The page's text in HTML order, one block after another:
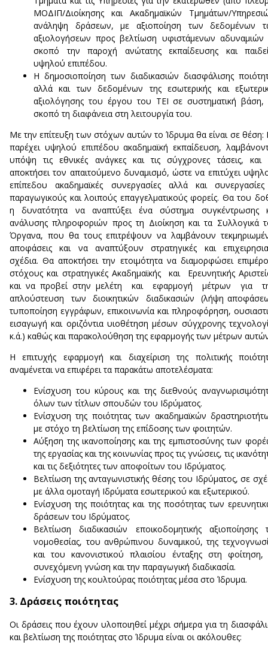
ΜΟΔΙΠ/Διοίκησης και Ακαδημαϊκών Τμημάτων/
ανάληψη δράσεων, με αξιοποίηση των δεδομένων
αξιολογήσεων προς βελτίωση υφιστάμενων αδυναμιών
σκοπό την παροχή ανώτατης εκπαίδευσης και
υψηλού επιπέδου.
Η δημοσιοποίηση των διαδικασιών διασφάλισης
αλλά και των δεδομένων της εσωτερικής και
αξιολόγησης του έργου του ΤΕΙ σε συστηματική βάση,
σκοπό τη διαφάνεια στη λειτουργία του.
Με την επίτευξη των στόχων αυτών το Ίδρυμα θα είναι σε θέση:
παρέχει υψηλού επιπέδου ακαδημαϊκή εκπαίδευση,
υπόψη τις εθνικές ανάγκες και τις σύγχρονες τάσεις, και
αποκτήσει τον απαιτούμενο δυναμισμό, ώστε να επιτύχει
επίπεδου ακαδημαϊκές συνεργασίες αλλά και συνεργασίες
παραγωγικούς και λοιπούς επαγγελματικούς φορείς. Θα του
η δυνατότητα να αναπτύξει ένα σύστημα συγκέντρωσης
ανάλυσης πληροφοριών προς τη Διοίκηση και τα Συλλογικά
Όργανα, που θα τους επιτρέψουν να λαμβάνουν
αποφάσεις και να αναπτύξουν στρατηγικές και
σχέδια. Θα αποκτήσει την ετοιμότητα να διαμορφώσει
στόχους και στρατηγικές Ακαδημαϊκής και Ερευνητικής
και να προβεί στην μελέτη και εφαρμογή μέτρων για
απλούστευση των διοικητικών διαδικασιών (λήψη
τυποποίηση εγγράφων, επικοινωνία και πληροφόρηση,
εισαγωγή και οριζόντια υιοθέτηση μέσων σύγχρονης
κ.ά.) καθώς και παρακολούθηση της εφαρμογής των μέτρων
Η επιτυχής εφαρμογή και διαχείριση της πολιτικής
αναμένεται να επιφέρει τα παρακάτω αποτελέσματα:
Ενίσχυση του κύρους και της διεθνούς
όλων των τίτλων σπουδών του Ιδρύματος.
Ενίσχυση της ποιότητας των ακαδημαϊκών
με στόχο τη βελτίωση της επίδοσης των φοιτητών.
Αύξηση της ικανοποίησης και της εμπιστοσύνης των
της εργασίας και της κοινωνίας προς τις γνώσεις, τις
και τις δεξιότητες των αποφοίτων του Ιδρύματος.
Βελτίωση της ανταγωνιστικής θέσης του Ιδρύματος, σε
με άλλα ομοταγή Ιδρύματα εσωτερικού και εξωτερικού.
Ενίσχυση της ποιότητας και της ποσότητας των
δράσεων του Ιδρύματος.
Βελτίωση διαδικασιών εποικοδομητικής αξιοποίησης
νομοθεσίας, του ανθρώπινου δυναμικού, της
και του κανονιστικού πλαισίου ένταξης στη φοίτηση,
συνεχόμενη γνώση και την παραγωγική διαδικασία.
Ενίσχυση της κουλτούρας ποιότητας μέσα στο Ίδρυμα.
3. Δράσεις ποιότητας
Οι δράσεις που έχουν υλοποιηθεί μέχρι σήμερα για τη
και βελτίωση της ποιότητας στο Ίδρυμα είναι οι ακόλουθες: